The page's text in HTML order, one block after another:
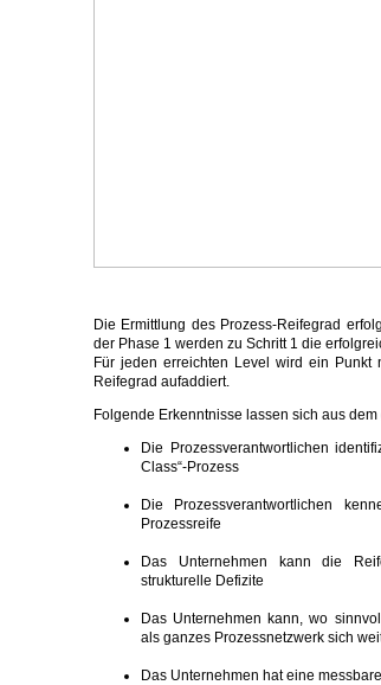
Die Ermittlung des Prozess-Reifegrad
der Phase 1 werden zu Schritt 1 die
Für jeden erreichten Level wird ein
Reifegrad aufaddiert.
Folgende Erkenntnisse lassen sich aus
Die Prozessverantwortlichen
Class“-Prozess
Die Prozessverantwortlichen
Prozessreife
Das Unternehmen kann die
strukturelle Defizite
Das Unternehmen kann, wo
als ganzes Prozessnetzwerk sich
Das Unternehmen hat eine